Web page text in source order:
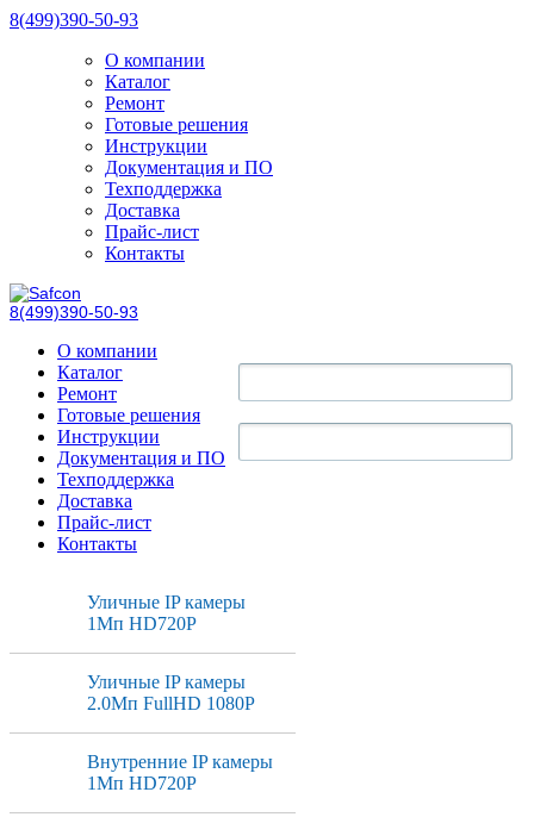
8(499)390-50-93
О компании
Каталог
Ремонт
Готовые решения
Инструкции
Документация и ПО
Техподдержка
Доставка
Прайс-лист
Контакты
8(499)390-50-93
О компании
Каталог
Ремонт
Готовые решения
Инструкции
Документация и ПО
Техподдержка
Доставка
Прайс-лист
Контакты
Уличные IP камеры
1Мп HD720P
Уличные IP камеры
2.0Мп FullHD 1080P
Внутренние IP камеры
1Мп HD720P